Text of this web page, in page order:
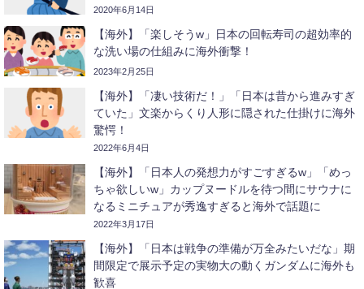
2020年6月14日
【海外】「楽しそうw」日本の回転寿司の超効率的
な洗い場の仕組みに海外衝撃！
2023年2月25日
【海外】「凄い技術だ！」「日本は昔から進みすぎ
ていた」文楽からくり人形に隠された仕掛けに海外
驚愕！
2022年6月4日
【海外】「日本人の発想力がすごすぎるw」「めっ
ちゃ欲しいw」カップヌードルを待つ間にサウナに
なるミニチュアが秀逸すぎると海外で話題に
2022年3月17日
【海外】「日本は戦争の準備が万全みたいだな」期
間限定で展示予定の実物大の動くガンダムに海外も
歓喜